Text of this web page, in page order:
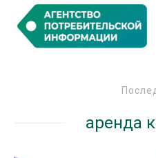
аренда